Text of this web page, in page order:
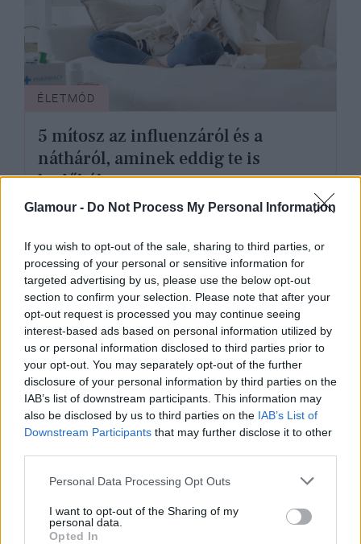
Glamour - Do Not Process My Personal Information
If you wish to opt-out of the sale, sharing to third parties, or
processing of your personal or sensitive information for
targeted advertising by us, please use the below opt-out
section to confirm your selection. Please note that after your
opt-out request is processed you may continue seeing
interest-based ads based on personal information utilized by
us or personal information disclosed to third parties prior to
your opt-out. You may separately opt-out of the further
disclosure of your personal information by third parties on the
IAB’s list of downstream participants. This information may
also be disclosed by us to third parties on the IAB’s List of
Downstream Participants that may further disclose it to other
Please note that this website/app uses one or more Google
not limited to your visit or usage behaviour. You may click to
grant or deny consent to Google and its third-party tags to
Personal Data Processing Opt Outs
I want to opt-out of the Sharing of my
personal data.
Opted In
ÉLETMÓD
5 mítosz az influenzáról és a
nátháról, aminek eddig te is
bedőltél
Nátha vagy influenza? Ezekből a
jelekből tudod eldönteni